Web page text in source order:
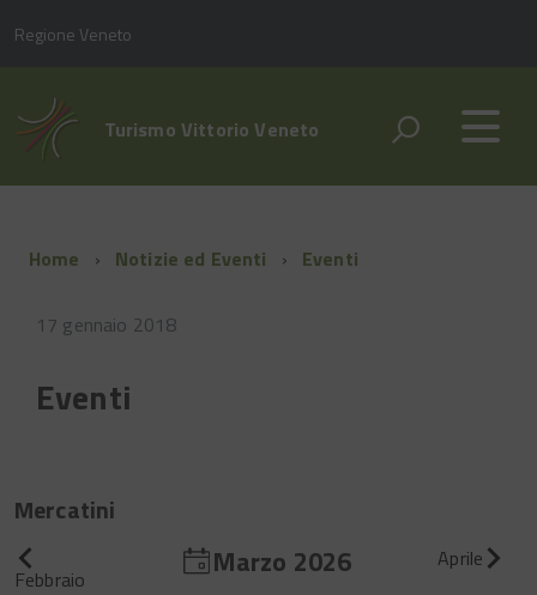
Regione Veneto
Turismo Vittorio Veneto
Home Notizie ed Eventi Eventi
17 gennaio 2018
Eventi
Mercatini
Febbraio Marzo 2026 Aprile